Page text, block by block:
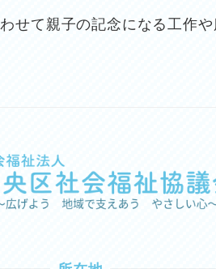
せて親子の記念になる工作